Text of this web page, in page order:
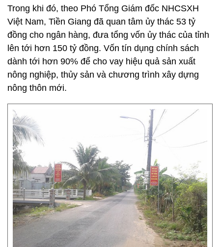
Trong khi đó, theo Phó Tổng Giám đốc NHCSXH
Việt Nam, Tiền Giang đã quan tâm ủy thác 53 tỷ
đồng cho ngân hàng, đưa tổng vốn ủy thác của tỉnh
lên tới hơn 150 tỷ đồng. Vốn tín dụng chính sách
dành tới hơn 90% để cho vay hiệu quả sản xuất
nông nghiệp, thủy sản và chương trình xây dựng
nông thôn mới.